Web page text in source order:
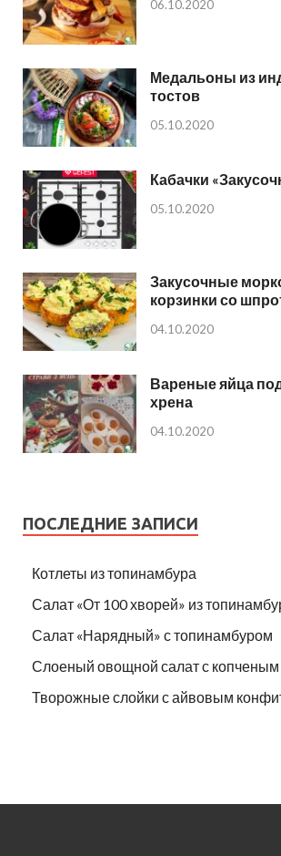
06.10.2020
Медальоны из
тостов
05.10.2020
Кабачки
05.10.2020
Закусочные
корзинки со
04.10.2020
Вареные яйца
хрена
04.10.2020
ПОСЛЕДНИЕ ЗАПИСИ
Котлеты из топинамбура
Салат «От 100 хворей» из
Салат «Нарядный» с топинамбуром
Слоеный овощной салат с
Творожные слойки с айвовым